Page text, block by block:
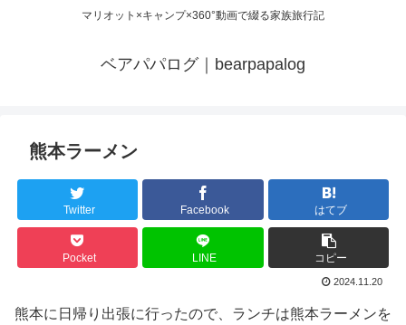
マリオット×キャンプ×360°動画で綴る家族旅行記
ベアパパログ｜bearpapalog
熊本ラーメン
Twitter Facebook はてブ
Pocket LINE コピー
2024.11.20
熊本に日帰り出張に行ったので、ランチは熊本ラーメンを